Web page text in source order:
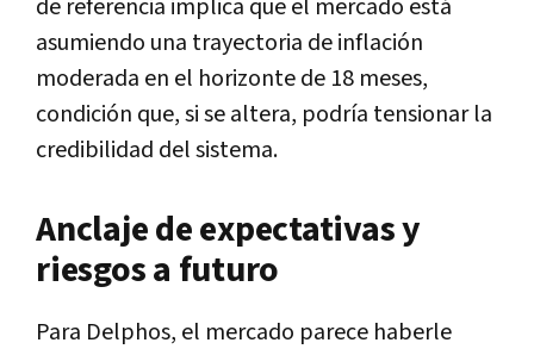
de referencia implica que el mercado está
asumiendo una trayectoria de inflación
moderada en el horizonte de 18 meses,
condición que, si se altera, podría tensionar la
credibilidad del sistema.
Anclaje de expectativas y
riesgos a futuro
Para Delphos, el mercado parece haberle